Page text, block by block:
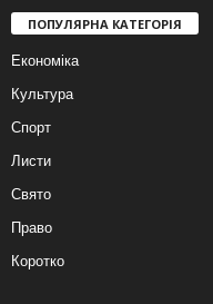
ПОПУЛЯРНА КАТЕГОРІЯ
Економіка
Культура
Спорт
Листи
Свято
Право
Коротко